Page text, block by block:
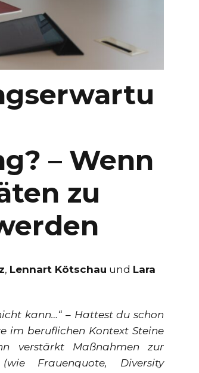
– Wenn
zu
, Lennart Kötschau und Lara
kann…“ – Hattest du schon
im beruflichen Kontext Steine
verstärkt Maßnahmen zur
Frauenquote, Diversity